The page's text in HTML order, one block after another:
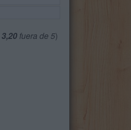
3,20 fuera de 5)